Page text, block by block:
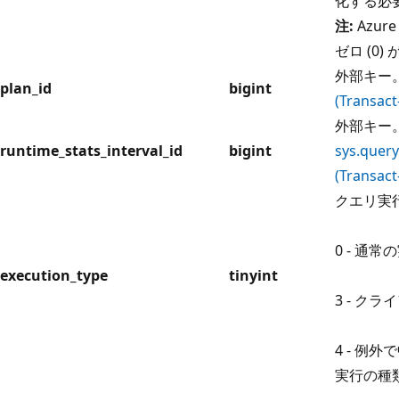
注: Azure
ゼロ (0)
plan_id
bigint
外部キー
runtime_stats_interval_id bigint
外部キー
execution_type tinyint
クエリ実
0 - 通常
3 - クラ
4 - 例外
実行の種